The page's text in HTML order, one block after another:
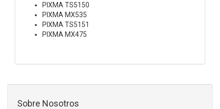
PIXMA TS5150
PIXMA MX535
PIXMA TS5151
PIXMA MX475
Sobre Nosotros